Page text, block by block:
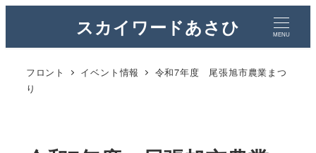
スカイワードあさひ MENU
フロント イベント情報
令和7年度 尾張旭市農業まつ
り